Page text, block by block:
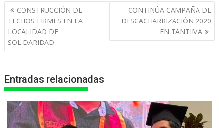
s
A
p
b
o
o
e
n
a
t
Navegación
de
entradas
CONSTRUCCIÓN DE
TECHOS FIRMES EN LA
LOCALIDAD DE
SOLIDARIDAD
CONTINÚA CAMPAÑA DE
DESCACHARRIZACIÓN 2020
EN TANTIMA
Entradas relacionadas